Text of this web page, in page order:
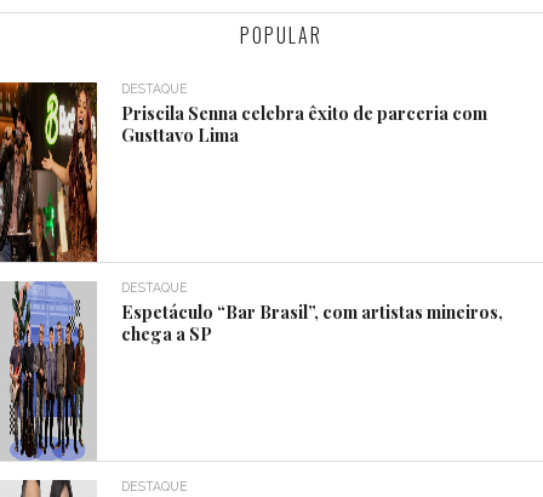
POPULAR
DESTAQUE
Priscila Senna celebra êxito de parceria com
Gusttavo Lima
DESTAQUE
Espetáculo “Bar Brasil”, com artistas mineiros,
chega a SP
DESTAQUE